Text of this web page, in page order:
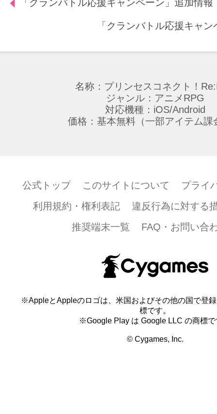
「クランバトル応援キャンペーン」追加情報
「クランバトル応援キャ
名称：プリンセスコネクト！
ジャンル：アニメRPG
対応機種：iOS/Android
価格：基本無料（一部アイテム課
公式トップ このサイトについて
プライ
利用規約・権利表記
違反行為に対する
推奨端末一覧
FAQ・お問い合
※AppleとAppleのロゴは、米国およびその他の国で登
標です。
※Google Play は Google LLC の商標で
© Cygames, Inc.